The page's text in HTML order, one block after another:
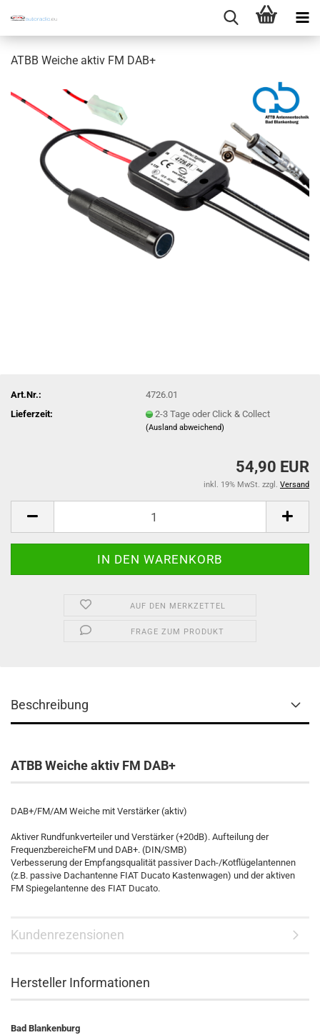
ATBB Weiche aktiv FM DAB+
Art.Nr.:
4726.01
Lieferzeit:
2-3 Tage oder Click & Collect
(Ausland abweichend)
54,90 EUR
inkl. 19% MwSt. zzgl. Versand
AUF DEN MERKZETTEL
FRAGE ZUM PRODUKT
Beschreibung
ATBBWeiche aktiv FM DAB+
DAB+/FM/AM Weiche mit Verstärker (aktiv)
Aktiver Rundfunkverteiler und Verstärker (+20dB). Aufteilung der
FrequenzbereicheFM und DAB+. (DIN/SMB)
Verbesserung der Empfangsqualität passiver Dach-/Kotflügelantennen
(z.B. passive Dachantenne FIAT Ducato Kastenwagen) und der aktiven
FM Spiegelantenne des FIAT Ducato.
Kundenrezensionen
Hersteller Informationen
Bad Blankenburg